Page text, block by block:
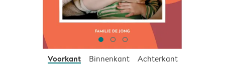
Voorkant Binnenkant Achterkant